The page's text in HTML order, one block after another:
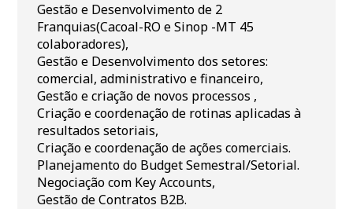
Gestão e Desenvolvimento de 2
Franquias(Cacoal-RO e Sinop -MT 45
colaboradores),
Gestão e Desenvolvimento dos setores:
comercial, administrativo e financeiro,
Gestão e criação de novos processos ,
Criação e coordenação de rotinas aplicadas à
resultados setoriais,
Criação e coordenação de ações comerciais.
Planejamento do Budget Semestral/Setorial.
Negociação com Key Accounts,
Gestão de Contratos B2B.